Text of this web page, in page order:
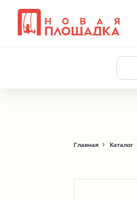
Главная Каталог